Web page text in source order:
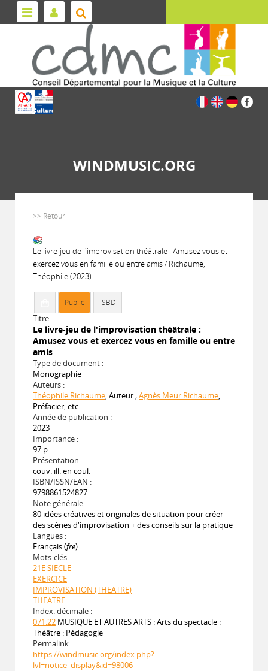
WINDMUSIC.ORG
>> Retour
Le livre-jeu de l'improvisation théâtrale : Amusez vous et
exercez vous en famille ou entre amis / Richaume,
Théophile (2023)
Public ISBD
Titre :
Le livre-jeu de l'improvisation théâtrale :
Amusez vous et exercez vous en famille ou entre
amis
Type de document :
Monographie
Auteurs :
Théophile Richaume, Auteur ;Agnès Meur Richaume,
Préfacier, etc.
Année de publication :
2023
Importance :
97 p.
Présentation :
couv. ill. en coul.
ISBN/ISSN/EAN :
9798861524827
Note générale :
80 idées créatives et originales de situation pour créer
des scènes d'improvisation + des conseils sur la pratique
Langues :
Français (fre)
Mots-clés :
21E SIECLE
EXERCICE
IMPROVISATION (THEATRE)
THEATRE
Index. décimale :
071.22 MUSIQUE ET AUTRES ARTS : Arts du spectacle :
Théâtre : Pédagogie
Permalink :
https://windmusic.org/index.php?
lvl=notice_display&id=98006